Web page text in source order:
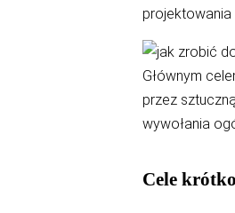
Głównym
przez
wywołania
Cele